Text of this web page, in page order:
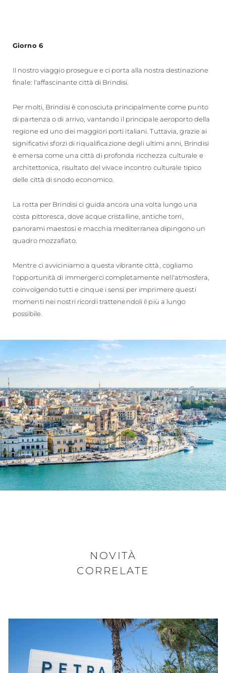
Giorno 6
Il nostro viaggio prosegue e ci porta alla nostra destinazione
finale: l'affascinante città di Brindisi.
Per molti, Brindisi è conosciuta principalmente come punto
di partenza o di arrivo, vantando il principale aeroporto della
regione ed uno dei maggiori porti italiani. Tuttavia, grazie ai
significativi sforzi di riqualificazione degli ultimi anni, Brindisi
è emersa come una città di profonda ricchezza culturale e
architettonica, risultato del vivace incontro culturale tipico
delle città di snodo economico.
La rotta per Brindisi ci guida ancora una volta lungo una
costa pittoresca, dove acque cristalline, antiche torri,
panorami maestosi e macchia mediterranea dipingono un
quadro mozzafiato.
Mentre ci avviciniamo a questa vibrante città, cogliamo
l'opportunità di immergerci completamente nell'atmosfera,
coinvolgendo tutti e cinque i sensi per imprimere questi
momenti nei nostri ricordi trattenendoli il più a lungo
possibile.
NOVITÀ
CORRELATE